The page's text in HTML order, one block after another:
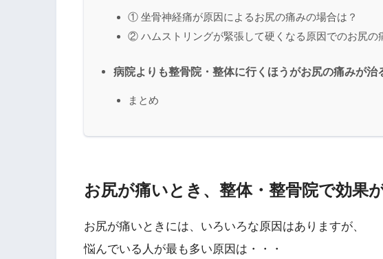
① 坐骨神経痛が原因によるお尻の痛みの場合は？
② ハムストリングが緊張して硬くなる原因でのお尻の
病院よりも整骨院・整体に行くほうがお尻の痛みが治
まとめ
お尻が痛いとき、整体・整骨院で効果
お尻が痛いときには、いろいろな原因はありますが、
悩んでいる人が最も多い原因は・・・